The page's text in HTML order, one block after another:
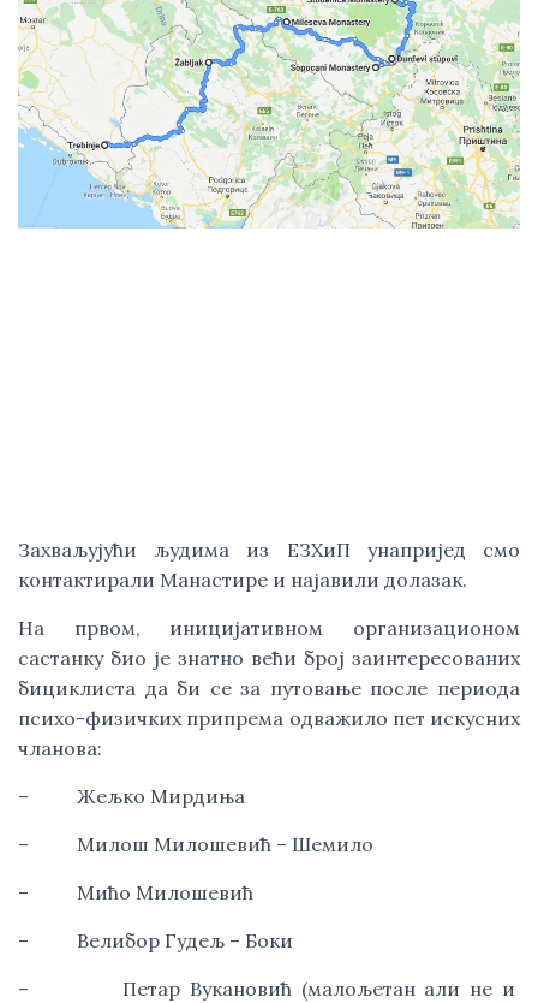
Захваљујући људима из ЕЗХиП унапријед смо
контактирали Манастире и најавили долазак.
На првом, иницијативном организационом
састанку био је знатно већи број заинтересованих
бициклиста да би се за путовање после периода
психо-физичких припрема одважило пет искусних
чланова:
–          Жељко Мирдиња
–          Милош Милошевић – Шемило
–          Мићо Милошевић
–          Велибор Гудељ – Боки
–          Петар Вукановић (малољетан али не и